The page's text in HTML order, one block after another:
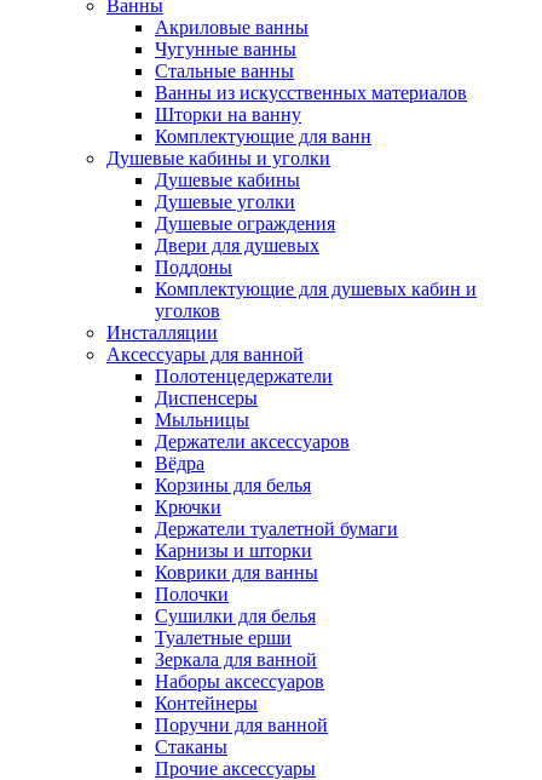
Ванны
Акриловые ванны
Чугунные ванны
Стальные ванны
Ванны из искусственных материалов
Шторки на ванну
Комплектующие для ванн
Душевые кабины и уголки
Душевые кабины
Душевые уголки
Душевые ограждения
Двери для душевых
Поддоны
Комплектующие для душевых кабин и
уголков
Инсталляции
Аксессуары для ванной
Полотенцедержатели
Диспенсеры
Мыльницы
Держатели аксессуаров
Вёдра
Корзины для белья
Крючки
Держатели туалетной бумаги
Карнизы и шторки
Коврики для ванны
Полочки
Сушилки для белья
Туалетные ерши
Зеркала для ванной
Наборы аксессуаров
Контейнеры
Поручни для ванной
Стаканы
Прочие аксессуары